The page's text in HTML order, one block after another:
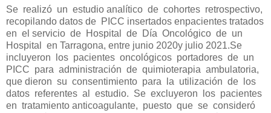
Se realizó un estudio analítico de cohortes retrospectivo,
recopilando datos de PICC insertados enpacientes tratados
en el servicio de Hospital de Día Oncológico de un
Hospital en Tarragona, entre junio 2020y julio 2021.Se
incluyeron los pacientes oncológicos portadores de un
PICC para administración de quimioterapia ambulatoria,
que dieron su consentimiento para la utilización de los
datos referentes al estudio. Se excluyeron los pacientes
en tratamiento anticoagulante, puesto que se consideró